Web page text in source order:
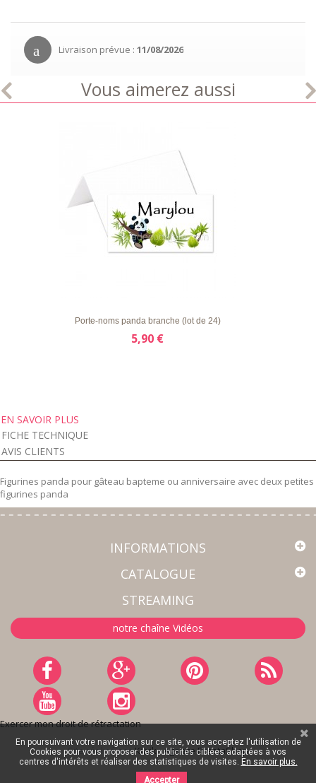
Livraison prévue : 11/08/2026
Vous aimerez aussi
Porte-noms panda branche (lot de 24)
5,90 €
EN SAVOIR PLUS
FICHE TECHNIQUE
AVIS CLIENTS
Figurines panda pour gâteau bapteme ou anniversaire avec deux petites
figurines panda
INFORMATIONS
CATALOGUE
STREAMING
notre chaîne Vidéos
Exercer mon droit de rétractation
Site réalisé parKiwik - Agence PrestaShop
En poursuivant votre navigation sur ce site, vous acceptez l'utilisation de
Cookies pour vous proposer des publicités ciblées adaptées à vos
centres d'intérêts et réaliser des statistiques de visites. En savoir plus.
Accepter